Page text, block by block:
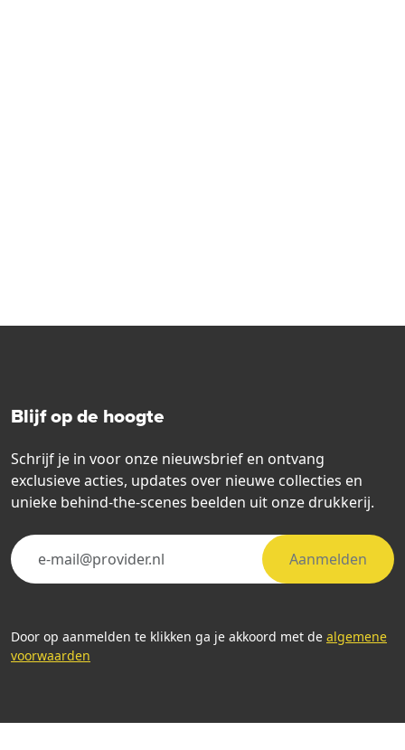
Blijf op de hoogte
Schrijf je in voor onze nieuwsbrief en ontvang
exclusieve acties, updates over nieuwe collecties en
unieke behind-the-scenes beelden uit onze drukkerij.
Aanmelden
Door op aanmelden te klikken ga je akkoord met de algemene
voorwaarden